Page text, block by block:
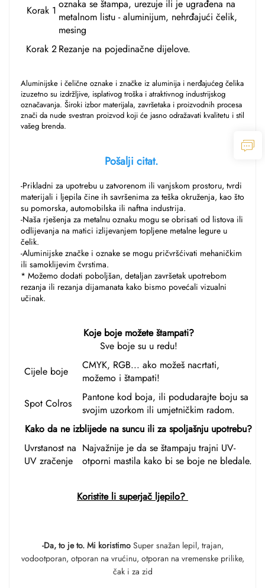
Korak 1 oznaka se štampa, urezuje ili je ugrađena na
metalnom listu - aluminijum, nehrđajući čelik,
mesing
Korak 2Rezanje na pojedinačne dijelove.
Aluminijske i čelične oznake i značke iz aluminija i nerđajućeg čelika
izuzetno su izdržljive, isplativog troška i atraktivnog industrijskog
označavanja. Široki izbor materijala, završetaka i proizvodnih procesa
znači da nude svestran proizvod koji će jasno odražavati kvalitetu i stil
vašeg brenda.
Pošalji citat.
-Prikladni za upotrebu u zatvorenom ili vanjskom prostoru, tvrdi
materijali i ljepila čine ih savršenima za teška okruženja, kao što
su pomorska, automobilska ili naftna industrija.
-Naša rješenja za metalnu oznaku mogu se obrisati od listova ili
odlijevanja na matici izlijevanjem topljene metalne legure u
čelik.
-Aluminijske značke i oznake se mogu pričvršćivati mehaničkim
ili samoklijevim čvrstima.
* Možemo dodati poboljšan, detaljan završetak upotrebom
rezanja ili rezanja dijamanata kako bismo povećali vizualni
učinak.
Koje boje možete štampati?
Sve boje su u redu!
Cijele boje
CMYK, RGB... ako možeš nacrtati,
možemo i štampati!
Spot Colros
Pantone kod boja, ili podudarajte boju sa
svojim uzorkom ili umjetničkim radom.
Kako da ne izblijede na suncu ili za spoljašnju upotrebu?
Uvrstanost na
UV zračenje
Najvažnije je da se štampaju trajni UV-
otporni mastila kako bi se boje ne bledale.
Koristite li superjač ljepilo?
-Da, to je to. Mi koristimo Super snažan lepil, trajan,
vodootporan, otporan na vrućinu, otporan na vremenske prilike,
čak i za zid